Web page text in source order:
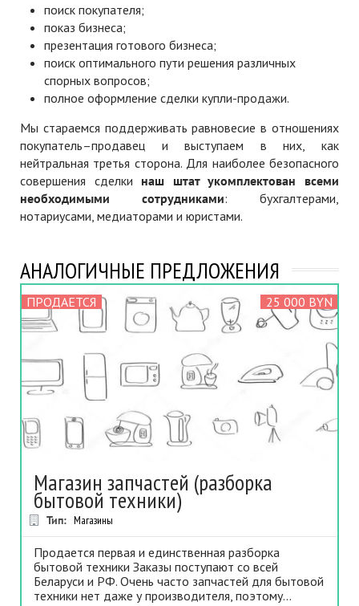
поиск покупателя;
показ бизнеса;
презентация готового бизнеса;
поиск оптимального пути решения различных
спорных вопросов;
полное оформление сделки купли-продажи.
Мы стараемся поддерживать равновесие в отношениях
покупатель–продавец и выступаем в них, как
нейтральная третья сторона. Для наиболее безопасного
совершения сделки наш штат укомплектован всеми
необходимыми сотрудниками: бухгалтерами,
нотариусами, медиаторами и юристами.
АНАЛОГИЧНЫЕ ПРЕДЛОЖЕНИЯ
ПРОДАЕТСЯ 25 000 BYN
Магазин запчастей (разборка
бытовой техники)
Тип: Магазины
Продается первая и единственная разборка
бытовой техники Заказы поступают со всей
Беларуси и РФ. Очень часто запчастей для бытовой
техники нет даже у производителя, поэтому...